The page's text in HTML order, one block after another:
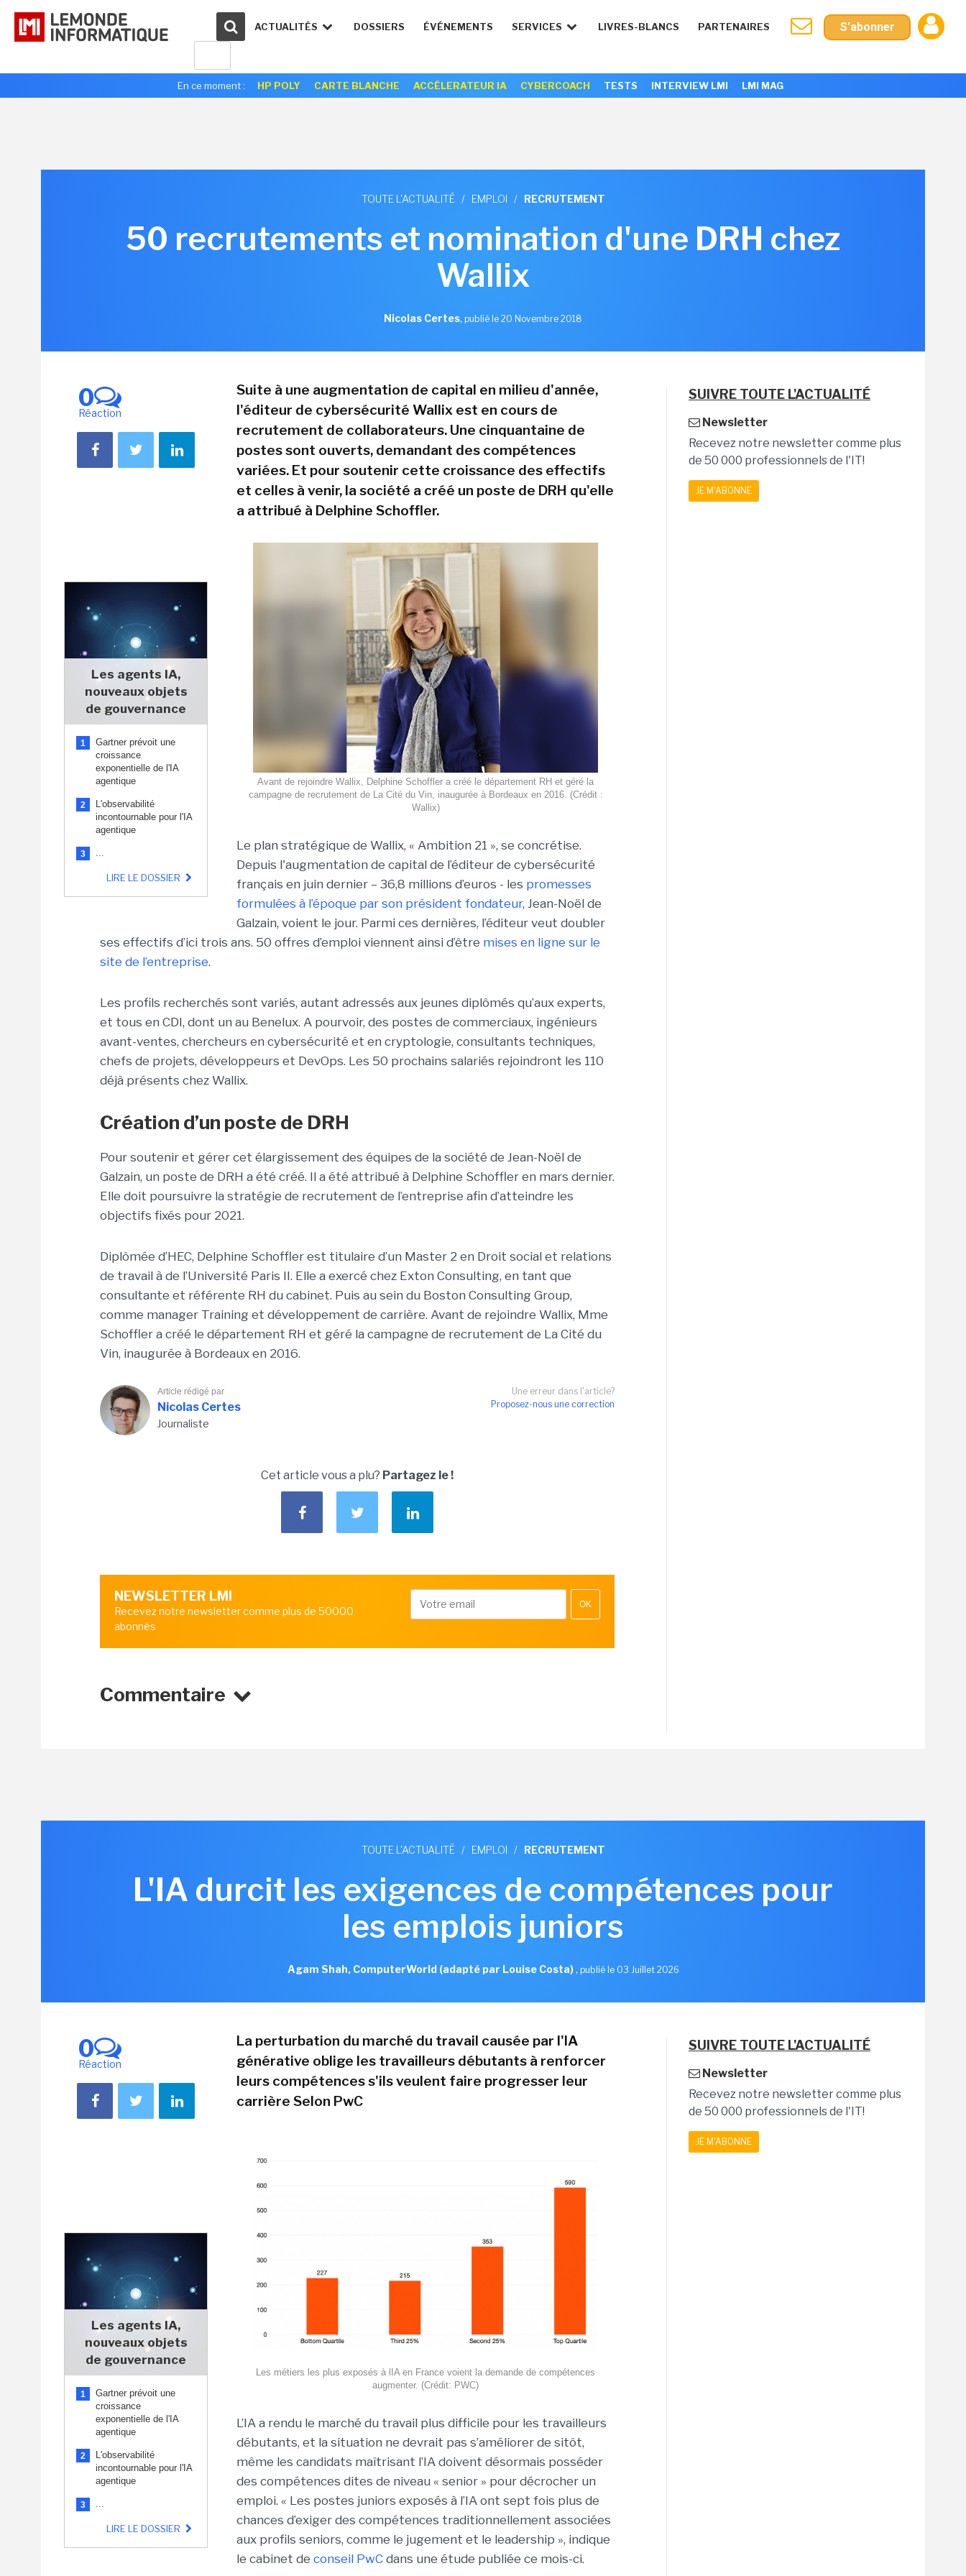
ACTUALITÉS DOSSIERS ÉVÉNEMENTS SERVICES LIVRES-BLANCS PARTENAIRES S'abonner
En ce moment : HP POLY CARTE BLANCHE ACCÉLERATEUR IA CYBERCOACH TESTS INTERVIEW LMI LMI MAG
TOUTE L'ACTUALITÉ / EMPLOI / RECRUTEMENT
50 recrutements et nomination d'une DRH chez
Wallix
Nicolas Certes, publié le 20 Novembre 2018
0
Réaction
Les agents IA,
nouveaux objets
de gouvernance
1
Gartner prévoit une
croissance
exponentielle de l'IA
agentique
2
L'observabilité
incontournable pour l'IA
agentique
3 ...
LIRE LE DOSSIER
Suite à une augmentation de capital en milieu d'année,
l'éditeur de cybersécurité Wallix est en cours de
recrutement de collaborateurs. Une cinquantaine de
postes sont ouverts, demandant des compétences
variées. Et pour soutenir cette croissance des effectifs
et celles à venir, la société a créé un poste de DRH qu'elle
a attribué à Delphine Schoffler.
Avant de rejoindre Wallix, Delphine Schoffler a créé le département RH et géré la
campagne de recrutement de La Cité du Vin, inaugurée à Bordeaux en 2016. (Crédit :
Wallix)
Le plan stratégique de Wallix, « Ambition 21 », se concrétise.
Depuis l'augmentation de capital de l’éditeur de cybersécurité
français en juin dernier – 36,8 millions d’euros - les promesses
formulées à l’époque par son président fondateur, Jean-Noël de
Galzain, voient le jour. Parmi ces dernières, l’éditeur veut doubler
ses effectifs d’ici trois ans. 50 offres d’emploi viennent ainsi d’être mises en ligne sur le
site de l’entreprise.
Les profils recherchés sont variés, autant adressés aux jeunes diplômés qu’aux experts,
et tous en CDI, dont un au Benelux. A pourvoir, des postes de commerciaux, ingénieurs
avant-ventes, chercheurs en cybersécurité et en cryptologie, consultants techniques,
chefs de projets, développeurs et DevOps. Les 50 prochains salariés rejoindront les 110
déjà présents chez Wallix.
Création d’un poste de DRH
Pour soutenir et gérer cet élargissement des équipes de la société de Jean-Noël de
Galzain, un poste de DRH a été créé. Il a été attribué à Delphine Schoffler en mars dernier.
Elle doit poursuivre la stratégie de recrutement de l’entreprise afin d’atteindre les
objectifs fixés pour 2021.
Diplômée d’HEC, Delphine Schoffler est titulaire d’un Master 2 en Droit social et relations
de travail à de l’Université Paris II. Elle a exercé chez Exton Consulting, en tant que
consultante et référente RH du cabinet. Puis au sein du Boston Consulting Group,
comme manager Training et développement de carrière. Avant de rejoindre Wallix, Mme
Schoffler a créé le département RH et géré la campagne de recrutement de La Cité du
Vin, inaugurée à Bordeaux en 2016.
Une erreur dans l'article?
Proposez-nous une correction
Article rédigé par
Nicolas Certes
Journaliste
Cet article vous a plu? Partagez le !
NEWSLETTER LMI
Recevez notre newsletter comme plus de 50000
abonnés
OK
Commentaire
SUIVRE TOUTE L'ACTUALITÉ
Newsletter
Recevez notre newsletter comme plus
de 50 000 professionnels de l'IT!
JE M'ABONNE
TOUTE L'ACTUALITÉ / EMPLOI / RECRUTEMENT
L'IA durcit les exigences de compétences pour
les emplois juniors
Agam Shah, ComputerWorld (adapté par Louise Costa), publié le 03 Juillet 2026
0
Réaction
Les agents IA,
nouveaux objets
de gouvernance
1
Gartner prévoit une
croissance
exponentielle de l'IA
agentique
2
L'observabilité
incontournable pour l'IA
agentique
3 ...
LIRE LE DOSSIER
La perturbation du marché du travail causée par l'IA
générative oblige les travailleurs débutants à renforcer
leurs compétences s'ils veulent faire progresser leur
carrière Selon PwC
Les métiers les plus exposés à lIA en France voient la demande de compétences
augmenter. (Crédit: PWC)
L’IA a rendu le marché du travail plus difficile pour les travailleurs
débutants, et la situation ne devrait pas s’améliorer de sitôt,
même les candidats maîtrisant l’IA doivent désormais posséder
des compétences dites de niveau « senior » pour décrocher un
emploi. « Les postes juniors exposés à l’IA ont sept fois plus de
chances d’exiger des compétences traditionnellement associées
aux profils seniors, comme le jugement et le leadership », indique
le cabinet de conseil PwC dans une étude publiée ce mois-ci.
SUIVRE TOUTE L'ACTUALITÉ
Newsletter
Recevez notre newsletter comme plus
de 50 000 professionnels de l'IT!
JE M'ABONNE